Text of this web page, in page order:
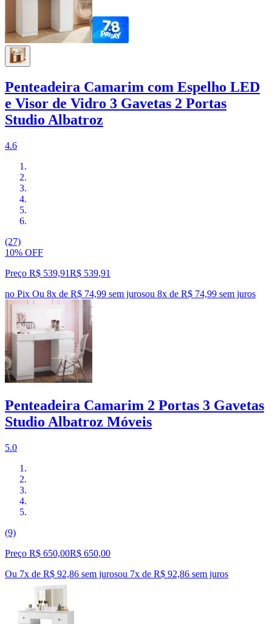
Penteadeira Camarim com Espelho LED
e Visor de Vidro 3 Gavetas 2 Portas
Studio Albatroz
4.6
(27)
10% OFF
Preço R$ 539,91R$ 539,91
no Pix Ou 8x de R$ 74,99 sem jurosou 8x de R$ 74,99 sem juros
Penteadeira Camarim 2 Portas 3 Gavetas
Studio Albatroz Móveis
5.0
(9)
Preço R$ 650,00R$ 650,00
Ou 7x de R$ 92,86 sem jurosou 7x de R$ 92,86 sem juros